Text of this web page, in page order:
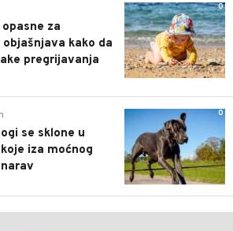
0
za
kako da
pregrijavanja
0
se sklone u
iza moćnog